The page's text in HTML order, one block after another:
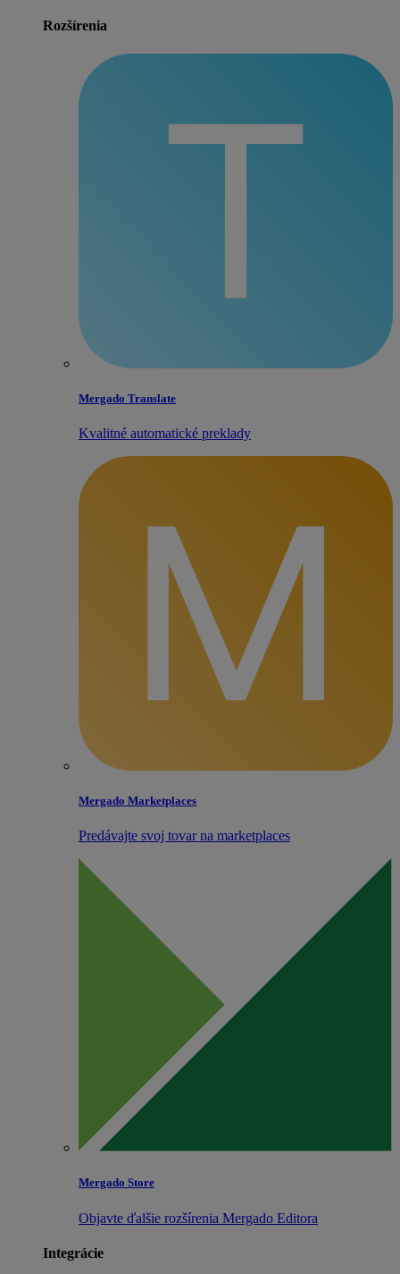
Rozšírenia
Mergado Translate
Kvalitné automatické preklady
Mergado Marketplaces
Predávajte svoj tovar na marketplaces
Mergado Store
Objavte ďalšie rozšírenia Mergado Editora
Integrácie